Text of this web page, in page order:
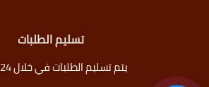
تسليم الطلبات
يتم تسليم الطلبات في خلال 24 ساعة